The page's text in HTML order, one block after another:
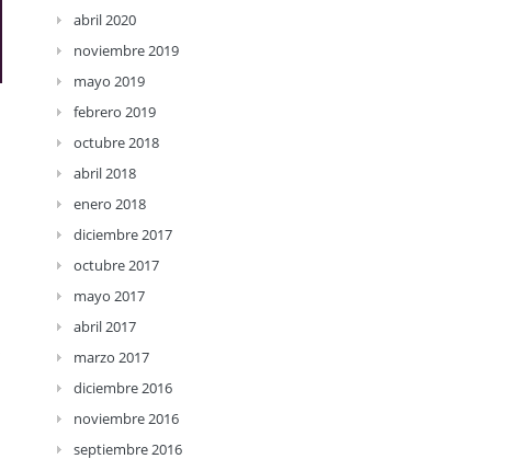
abril 2020
noviembre 2019
mayo 2019
febrero 2019
octubre 2018
abril 2018
enero 2018
diciembre 2017
octubre 2017
mayo 2017
abril 2017
marzo 2017
diciembre 2016
noviembre 2016
septiembre 2016